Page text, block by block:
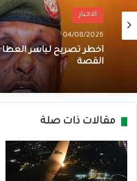
الاخبار
04/08/2026
أخطر تصريح لياسر العطا
القصة
مقالات ذات صلة